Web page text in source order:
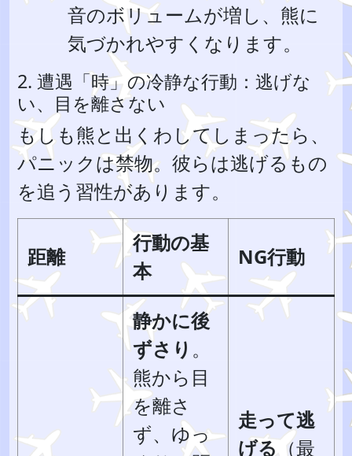
音のボリュームが増し、熊に
気づかれやすくなります。
2. 遭遇「時」の冷静な行動：逃げな
い、目を離さない
もしも熊と出くわしてしまったら、
パニックは禁物。彼らは逃げるもの
を追う習性があります。
距離
行動の基
本
NG行動
静かに後
ずさり 。
熊から目
を離さ
ず、ゆっ
走って逃
げる （最